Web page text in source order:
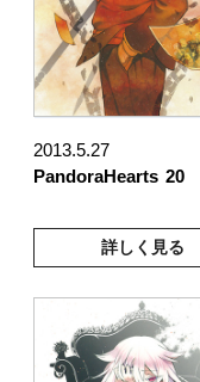
2013.5.27
PandoraHearts 20
詳しく見る